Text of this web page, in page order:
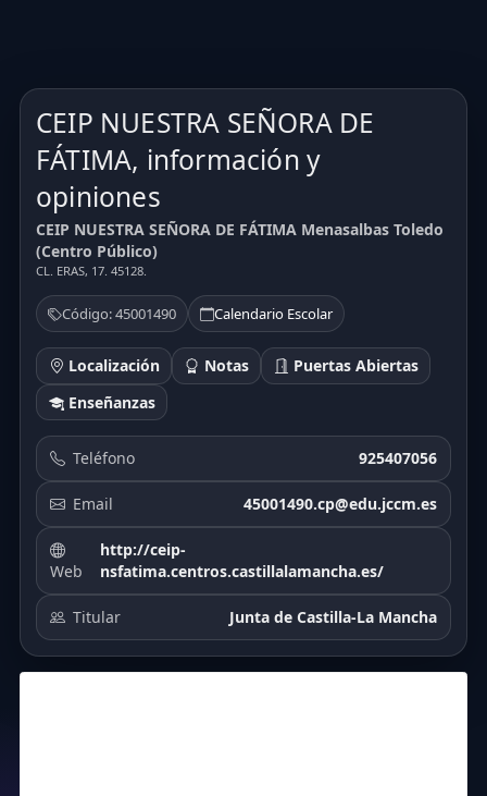
CEIP NUESTRA SEÑORA DE
FÁTIMA, información y
opiniones
CEIP NUESTRA SEÑORA DE FÁTIMA Menasalbas Toledo
(Centro Público)
CL. ERAS, 17. 45128.
Código: 45001490 Calendario Escolar
Localización Notas
Puertas Abiertas
Enseñanzas
Teléfono 925407056
Email 45001490.cp@edu.jccm.es
Web
http://ceip-
nsfatima.centros.castillalamancha.es/
Titular Junta de Castilla-La Mancha